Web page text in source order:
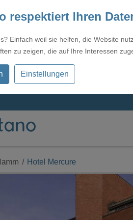
respektiert Ihren
Einfach weil sie helfen, die Website
zu zeigen, die auf Ihre Interessen
Einstellungen
Hotel Mercure